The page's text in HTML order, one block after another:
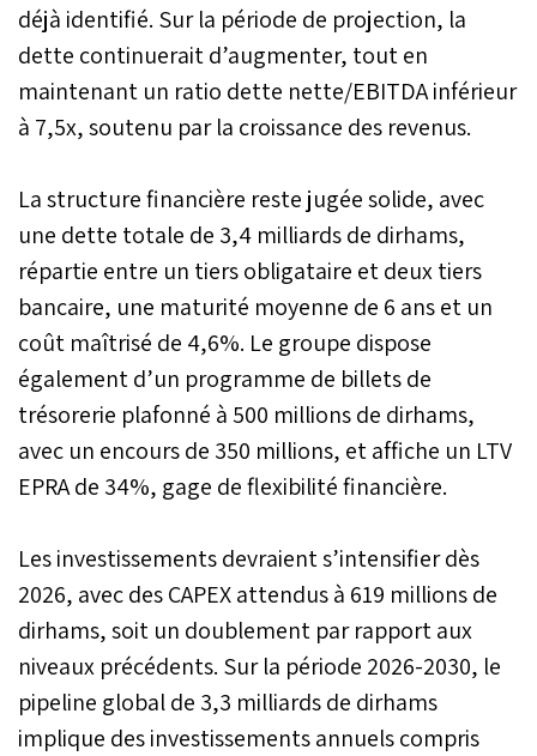
déjà identifié. Sur la période de projection, la
dette continuerait d’augmenter, tout en
maintenant un ratio dette nette/EBITDA inférieur
à 7,5x, soutenu par la croissance des revenus.
La structure financière reste jugée solide, avec
une dette totale de 3,4 milliards de dirhams,
répartie entre un tiers obligataire et deux tiers
bancaire, une maturité moyenne de 6 ans et un
coût maîtrisé de 4,6%. Le groupe dispose
également d’un programme de billets de
trésorerie plafonné à 500 millions de dirhams,
avec un encours de 350 millions, et affiche un LTV
EPRA de 34%, gage de flexibilité financière.
Les investissements devraient s’intensifier dès
2026, avec des CAPEX attendus à 619 millions de
dirhams, soit un doublement par rapport aux
niveaux précédents. Sur la période 2026-2030, le
pipeline global de 3,3 milliards de dirhams
implique des investissements annuels compris